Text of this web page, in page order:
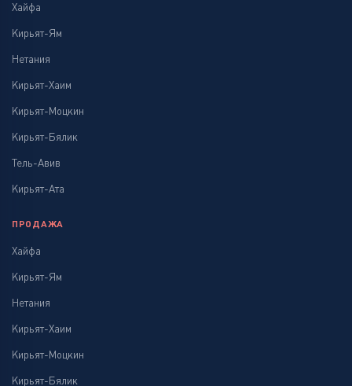
Хайфа
Кирьят-Ям
Нетания
Кирьят-Хаим
Кирьят-Моцкин
Кирьят-Бялик
Тель-Авив
Кирьят-Ата
ПРОДАЖА
Хайфа
Кирьят-Ям
Нетания
Кирьят-Хаим
Кирьят-Моцкин
Кирьят-Бялик